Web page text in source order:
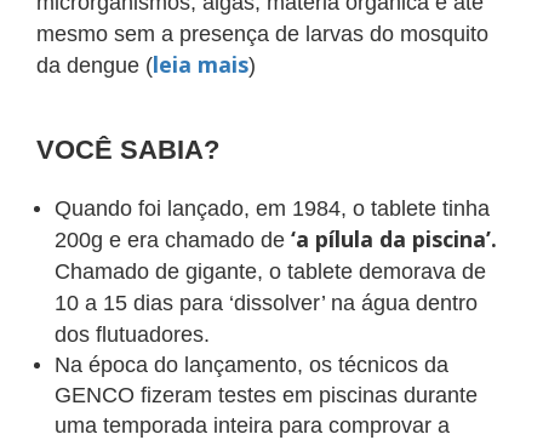
mesmo sem a presença de larvas do mosquito
da dengue (leia mais)
VOCÊ SABIA?
Quando foi lançado, em 1984, o tablete tinha
200g e era chamado de ‘a pílula da piscina’.
Chamado de gigante, o tablete demorava de
10 a 15 dias para ‘dissolver’ na água dentro
dos flutuadores.
Na época do lançamento, os técnicos da
GENCO fizeram testes em piscinas durante
uma temporada inteira para comprovar a